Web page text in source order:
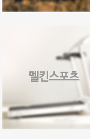
멜킨스포츠